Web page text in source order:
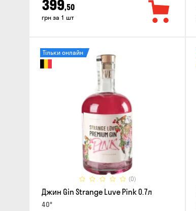
399,50
грн за 1 шт
(0)
Тільки онлайн
Джин Gin Strange Luve Pink 0.7л
40°